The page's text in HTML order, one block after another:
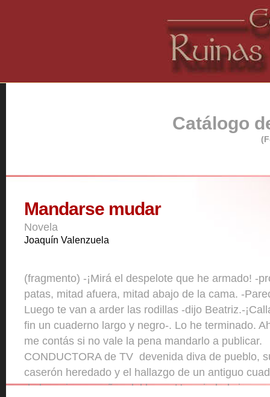
Catálogo
Mandarse mudar
Novela
Joaquín Valenzuela
(fragmento) -¡Mirá el despelote que he armado! -
patas, mitad afuera, mitad abajo de la cama. -
Luego te van a arder las rodillas -dijo Beatriz.-
fin un cuaderno largo y negro-. Lo he terminado.
me contás si no vale la pena mandarlo a
CONDUCTORA de TV devenida diva de pueblo,
caserón heredado y el hallazgo de un antiguo
de los primeros años del lugar. Una ciudad sin